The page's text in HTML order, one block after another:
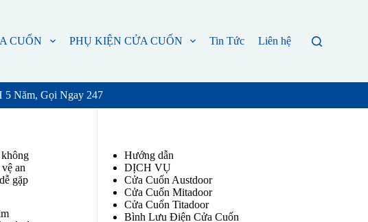
CUỐN PHỤ KIỆN CỬA CUỐN Tin Tức Liên hệ
5 Năm, Gọi Ngay 247
an
gặp
Hướng dẫn
DỊCH VỤ
Cửa Cuốn Austdoor
Cửa Cuốn Mitadoor
Cửa Cuốn Titadoor
Bình Lưu Điện Cửa Cuốn